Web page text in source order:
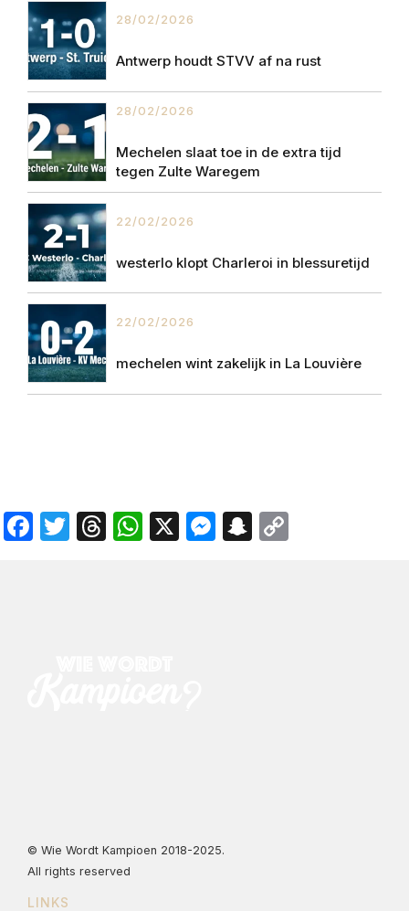
28/02/2026
Antwerp houdt STVV af na rust
28/02/2026
Mechelen slaat toe in de extra tijd
tegen Zulte Waregem
22/02/2026
westerlo klopt Charleroi in blessuretijd
22/02/2026
mechelen wint zakelijk in La Louvière
Facebook
Twitter
Threads
WhatsApp
X Messenger
Snapchat
© Wie Wordt Kampioen 2018-2025.
All rights reserved
LINKS